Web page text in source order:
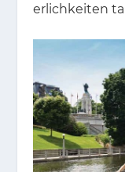
er­lich­kei­ten